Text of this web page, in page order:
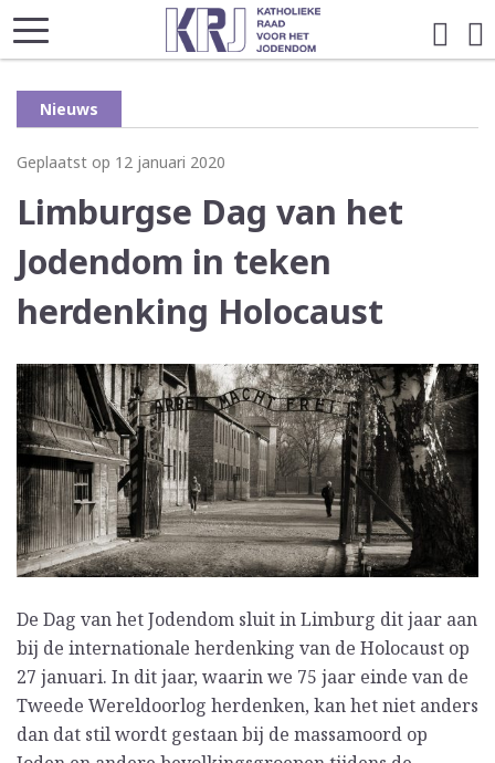
Nieuws
Geplaatst op 12 januari 2020
Limburgse Dag van het
Jodendom in teken
herdenking Holocaust
De Dag van het Jodendom sluit in Limburg dit jaar aan
bij de internationale herdenking van de Holocaust op
27 januari. In dit jaar, waarin we 75 jaar einde van de
Tweede Wereldoorlog herdenken, kan het niet anders
dan dat stil wordt gestaan bij de massamoord op